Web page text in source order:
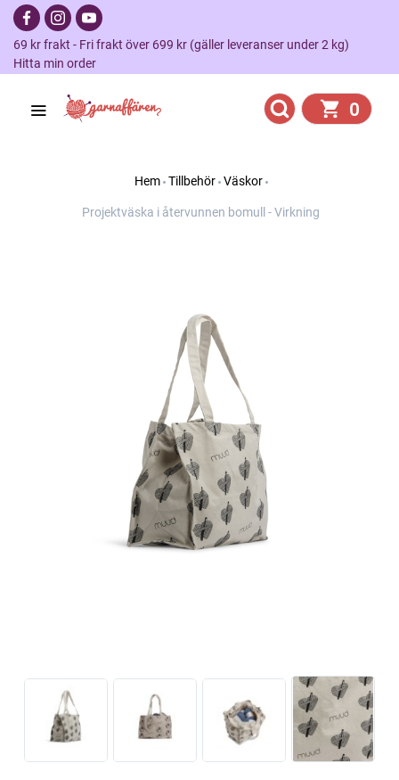
69 kr frakt - Fri frakt över 699 kr (gäller leveranser under 2 kg)
Hitta min order
0
Hem Tillbehör Väskor
Projektväska i återvunnen bomull - Virkning